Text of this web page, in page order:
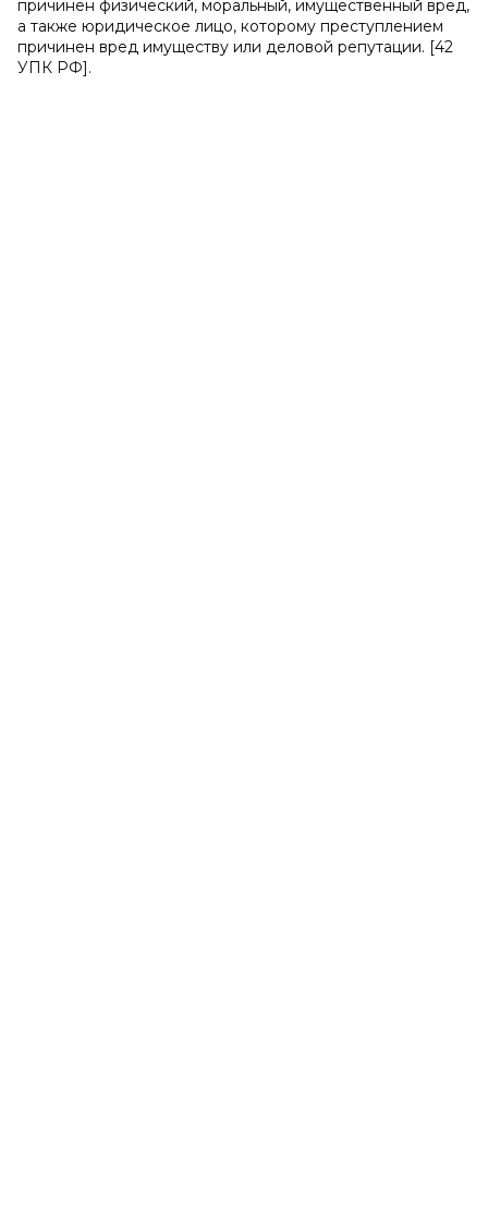
причинен физический, моральный, имущественный вред,
а также юридическое лицо, которому преступлением
причинен вред имуществу или деловой репутации. [42
УПК РФ].